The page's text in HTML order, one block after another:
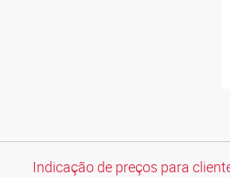
Indicação de preços para